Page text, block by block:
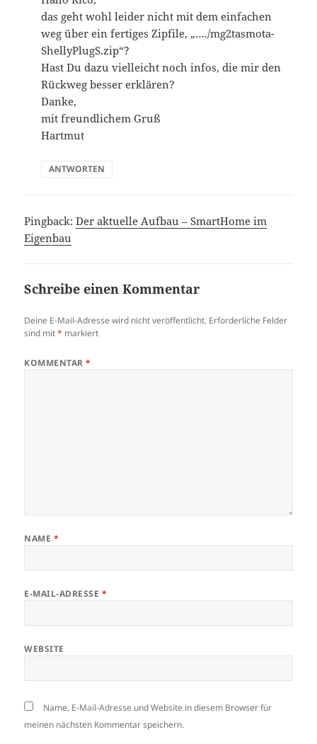
das geht wohl leider nicht mit dem einfachen
weg über ein fertiges Zipfile, „…./mg2tasmota-
ShellyPlugS.zip“`?
Hast Du dazu vielleicht noch infos, die mir den
Rückweg besser erklären?
Danke,
mit freundlichem Gruß
Hartmut
ANTWORTEN
Pingback:Der aktuelle Aufbau – SmartHome im
Eigenbau
Schreibe einen Kommentar
Deine E-Mail-Adresse wird nicht veröffentlicht. Erforderliche Felder
sind mit* markiert
KOMMENTAR*
NAME *
E-MAIL-ADRESSE *
WEBSITE
Name, E-Mail-Adresse und Website in diesem Browser für
meinen nächsten Kommentar speichern.